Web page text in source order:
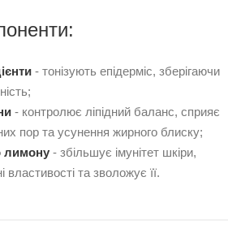
- тонізують епідерміс, зберігаючи
- контролює ліпідний баланс, сприяє
пор та усунення жирного блиску;
лимону - збільшує імунітет шкіри,
властивості та зволожує її.